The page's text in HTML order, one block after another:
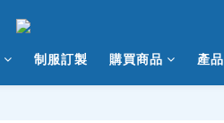
制服訂製 購買商品 產